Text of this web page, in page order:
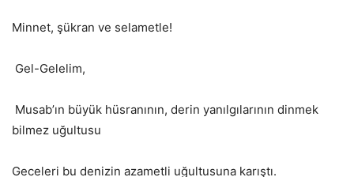
Minnet, şükran ve selametle!
Gel-Gelelim,
Musab’ın büyük hüsranının, derin yanılgılarının dinmek
bilmez uğultusu
Geceleri bu denizin azametli uğultusuna karıştı.